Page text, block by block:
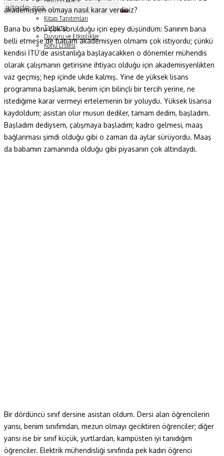
Soru ve Yanıt
Kitap Tanıtımları
Tartışma
Duyuru ve Etkinlikler
Konu Listesi
akademisyen olmaya nasıl karar verdiniz?
Bana bu soru çok sorulduğu için epey düşündüm: Sanırım bana
belli etmese de babam akademisyen olmamı çok istiyordu; çünkü
kendisi İTÜ’de asistanlığa başlayacakken o dönemler mühendis
olarak çalışmanın getirisine ihtiyacı olduğu için akademisyenlikten
vaz geçmiş; hep içinde ukde kalmış. Yine de yüksek lisans
programına başlamak, benim için bilinçli bir tercih yerine, ne
istediğime karar vermeyi ertelemenin bir yoluydu. Yüksek lisansa
kaydoldum; asistan olur musun dediler, tamam dedim, başladım.
Başladım dediysem, çalışmaya başladım; kadro gelmesi, maaş
bağlanması şimdi olduğu gibi o zaman da aylar sürüyordu. Maaş
da babamın zamanında olduğu gibi piyasanın çok altındaydı.
Bir dördüncü sınıf dersine asistan oldum. Dersi alan öğrencilerin
yarısı, benim sınıfımdan, mezun olmayı geciktiren öğrenciler; diğer
yarısı ise bir sınıf küçük, yurtlardan, kampüsten iyi tanıdığım
öğrenciler. Elektrik mühendisliği sınıfında pek kadın öğrenci